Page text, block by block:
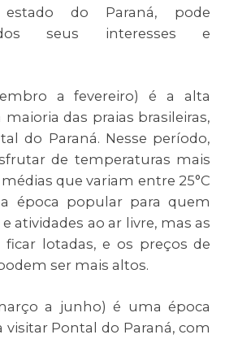
do Paraná, pode
seus interesses e
a fevereiro) é a alta
das praias brasileiras,
do Paraná. Nesse período,
de temperaturas mais
que variam entre 25°C
época popular para quem
atividades ao ar livre, mas as
ficar lotadas, e os preços de
ser mais altos.
a junho) é uma época
visitar Pontal do Paraná, com